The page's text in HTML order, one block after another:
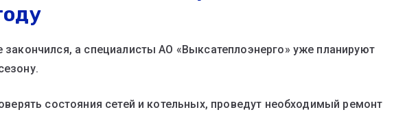
а специалисты АО «Выксатеплоэнерго» уже планируют
состояния сетей и котельных, проведут необходимый ремонт